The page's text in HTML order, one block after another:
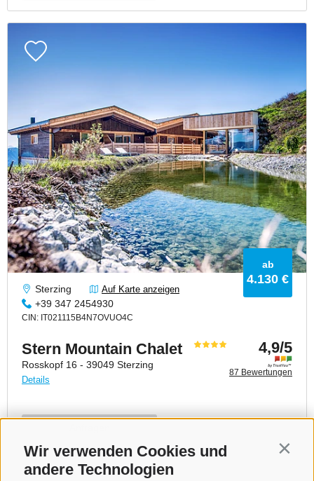
Wir verwenden Cookies und
andere Technologien